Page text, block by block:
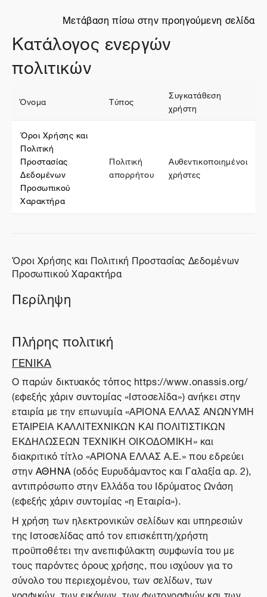
Μετάβαση πίσω στην προηγούμενη σελίδα
Κατάλογος ενεργών
πολιτικών
Όνομα Τύπος
Συγκατάθεση
χρήστη
Όροι Χρήσης και
Πολιτική
Προστασίας
Δεδομένων
Προσωπικού
Χαρακτήρα
Πολιτική
απορρήτου
Αυθεντικοποιημένοι
χρήστες
Όροι Χρήσης και Πολιτική Προστασίας Δεδομένων
Προσωπικού Χαρακτήρα
Περίληψη
Πλήρης πολιτική
ΓΕΝΙΚΑ
O παρών δικτυακός τόπος https://www.onassis.org/
(εφεξής χάριν συντομίας «Ιστοσελίδα») ανήκει στην
εταιρία με την επωνυμία «ΑΡΙΟΝΑ ΕΛΛΑΣ ΑΝΩΝΥΜΗ
ΕΤΑΙΡΕΙΑ ΚΑΛΛΙΤΕΧΝΙΚΩΝ ΚΑΙ ΠΟΛΙΤΙΣΤΙΚΩΝ
ΕΚΔΗΛΩΣΕΩΝ ΤΕΧΝΙΚΗ ΟΙΚΟΔΟΜΙΚΗ» και
διακριτικό τίτλο «ΑΡΙΟΝΑ ΕΛΛΑΣ Α.Ε.» που εδρεύει
στηνΑΘΗΝΑ(οδός Ευρυδάμαντος και Γαλαξία αρ. 2),
αντιπρόσωπο στην Ελλάδα του Ιδρύματος Ωνάση
(εφεξής χάριν συντομίας «η Εταιρία»).
Η χρήση των ηλεκτρονικών σελίδων και υπηρεσιών
της Ιστοσελίδας από τον επισκέπτη/χρήστη
προϋποθέτει την ανεπιφύλακτη συμφωνία του με
τους παρόντες όρους χρήσης, που ισχύουν για το
σύνολο του περιεχομένου, των σελίδων, των